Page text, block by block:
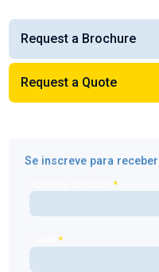
Request a Brochure
Request a Quote
Se inscreve para
Nome de contacto*
E-mail*